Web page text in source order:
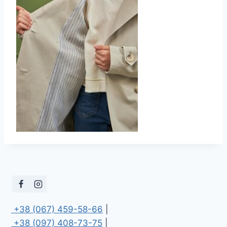
+38 (067) 459-58-66
+38 (097) 408-73-75